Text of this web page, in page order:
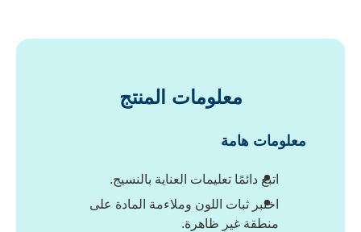
معلومات المنتج
معلومات هامة
اتبع دائمًا تعليمات العناية بالنسيج.
اختبر ثبات اللون وملاءمة المادة على
منطقة غير ظاهرة.